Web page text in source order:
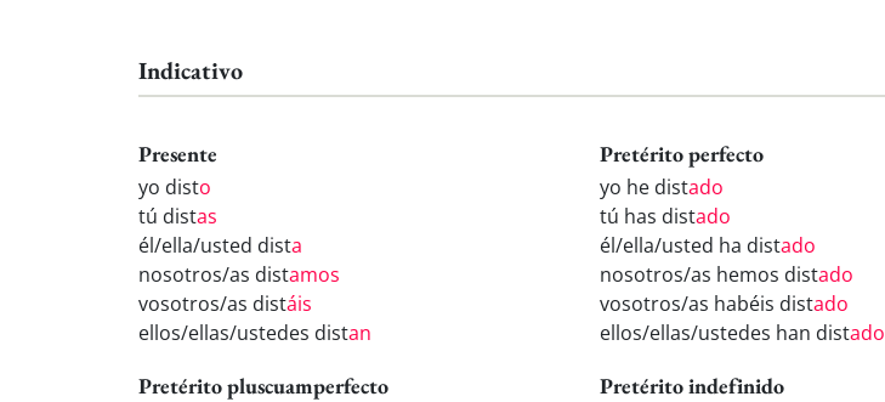
Indicativo
Presente
yo disto
tú distas
él/ella/usted dista
nosotros/as distamos
vosotros/as distáis
ellos/ellas/ustedes distan
Pretérito perfecto
yo he distado
tú has distado
él/ella/usted ha distado
nosotros/as hemos distado
vosotros/as habéis distado
ellos/ellas/ustedes han distado
Pretérito pluscuamperfecto Pretérito indefinido